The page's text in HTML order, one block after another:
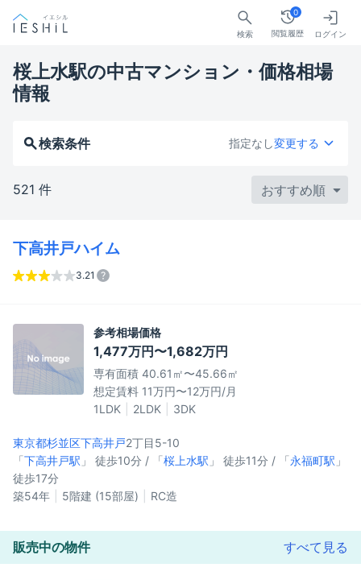
検索 閲覧履歴
0
ログイン
桜上水駅の中古マンション・価格相場
情報
検索条件 指定なし変更する
521 件
下高井戸ハイム
3.21
参考相場価格
1,477万円〜1,682万円
専有面積 40.61㎡〜45.66㎡
想定賃料 11万円〜12万円/月
1LDK
2LDK 3DK
東京都杉並区下高井戸2丁目5-10
「下高井戸駅 」 徒歩10分 / 「桜上水駅 」 徒歩11分 / 「永福町駅 」
徒歩17分
築54年
5階建 (15部屋) RC造
販売中の物件 すべて見る